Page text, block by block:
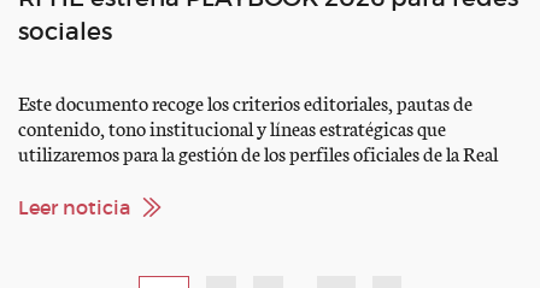
sociales
Este documento recoge los criterios editoriales, pautas de
contenido, tono institucional y líneas estratégicas que
utilizaremos para la gestión de los perfiles oficiales de la Real
de comunicación, mejorar la coordinación entre disciplinas y
Leer noticia